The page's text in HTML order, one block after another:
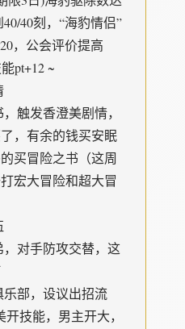
40刻，“海豹情侣”
，公会评价提高
pt+12 ~
触发香澄美剧情，
，有余的钱买安眠
买冒险之书（这周
宏大冒险和超大冒
对手防攻交替，这
部，设议出招流
技能，男主开大，